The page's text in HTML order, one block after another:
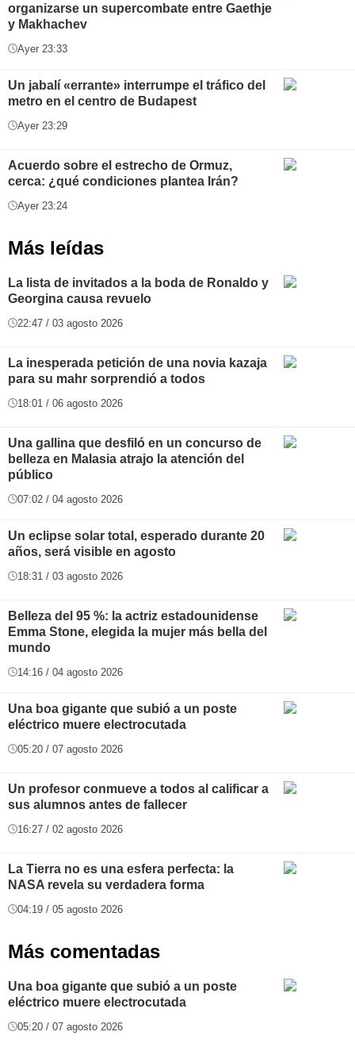
organizarse un supercombate entre Gaethje
y Makhachev
Ayer 23:33
Un jabalí «errante» interrumpe el tráfico del
metro en el centro de Budapest
Ayer 23:29
Acuerdo sobre el estrecho de Ormuz,
cerca: ¿qué condiciones plantea Irán?
Ayer 23:24
Más leídas
La lista de invitados a la boda de Ronaldo y
Georgina causa revuelo
22:47 / 03 agosto 2026
La inesperada petición de una novia kazaja
para su mahr sorprendió a todos
18:01 / 06 agosto 2026
Una gallina que desfiló en un concurso de
belleza en Malasia atrajo la atención del
público
07:02 / 04 agosto 2026
Un eclipse solar total, esperado durante 20
años, será visible en agosto
18:31 / 03 agosto 2026
Belleza del 95 %: la actriz estadounidense
Emma Stone, elegida la mujer más bella del
mundo
14:16 / 04 agosto 2026
Una boa gigante que subió a un poste
eléctrico muere electrocutada
05:20 / 07 agosto 2026
Un profesor conmueve a todos al calificar a
sus alumnos antes de fallecer
16:27 / 02 agosto 2026
La Tierra no es una esfera perfecta: la
NASA revela su verdadera forma
04:19 / 05 agosto 2026
Más comentadas
Una boa gigante que subió a un poste
eléctrico muere electrocutada
05:20 / 07 agosto 2026